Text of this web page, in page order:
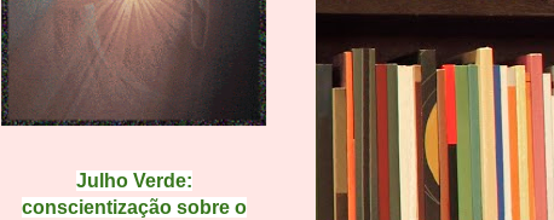
Julho Verde:
conscientização sobre o